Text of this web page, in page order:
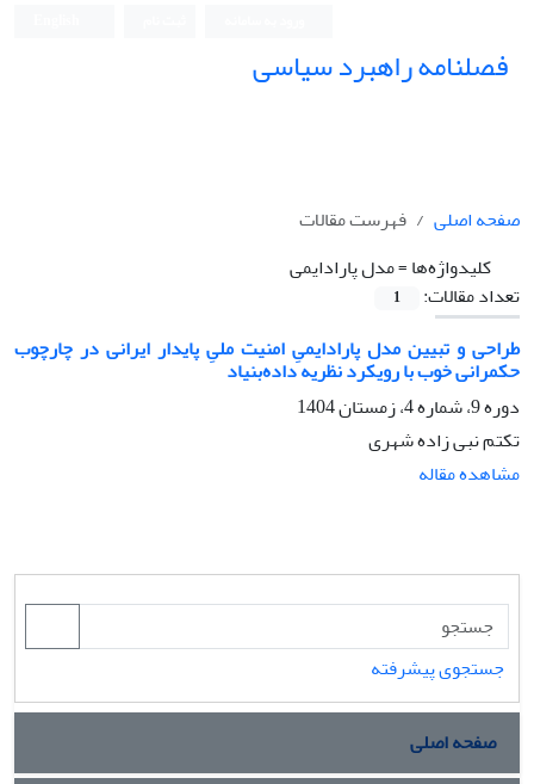
فصلنامه راهبرد سیاسی
صفحه اصلی
فهرست مقالات
کلیدواژه‌ها =مدل پارادایمی
تعداد مقالات:
1
طراحی و تبیین مدل پارادایمیِ امنیت ملیِ پایدار ایرانی در چارچوب
حکمرانی خوب با رویکرد نظریه داده‌بنیاد
دوره 9، شماره 4، زمستان 1404
تکتم نبی زاده شهری
مشاهده مقاله
جستجوی پیشرفته
صفحه اصلی